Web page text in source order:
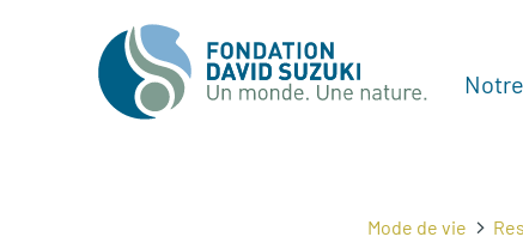
Mode de vie